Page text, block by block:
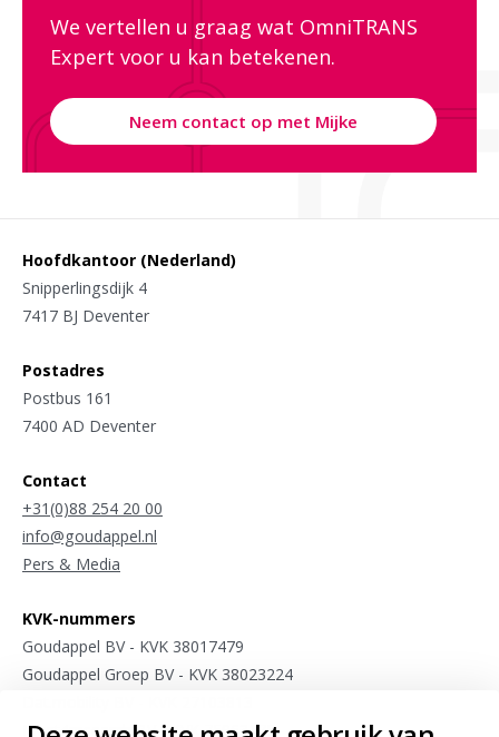
We vertellen u graag wat OmniTRANS
Expert voor u kan betekenen.
Neem contact op met Mijke
Hoofdkantoor (Nederland)
Snipperlingsdijk 4
7417 BJ Deventer
Postadres
Postbus 161
7400 AD Deventer
Contact
+31(0)88 254 20 00
info@goudappel.nl
Pers & Media
KVK-nummers
Goudappel BV - KVK 38017479
Goudappel Groep BV - KVK 38023224
Meet4research BV - KVK 75963175